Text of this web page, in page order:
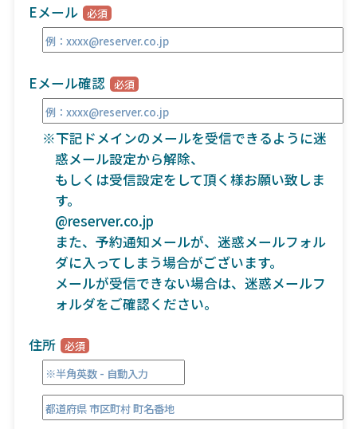
Eメール
Eメール確認
※下記ドメインのメールを受信できるように迷
惑メール設定から解除、
もしくは受信設定をして頂く様お願い致しま
す。
@reserver.co.jp
また、予約通知メールが、迷惑メールフォル
ダに入ってしまう場合がございます。
メールが受信できない場合は、迷惑メールフ
ォルダをご確認ください。
住所